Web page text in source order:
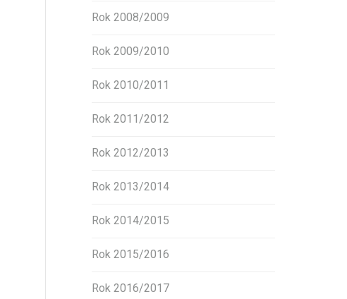
Rok 2008/2009
Rok 2009/2010
Rok 2010/2011
Rok 2011/2012
Rok 2012/2013
Rok 2013/2014
Rok 2014/2015
Rok 2015/2016
Rok 2016/2017